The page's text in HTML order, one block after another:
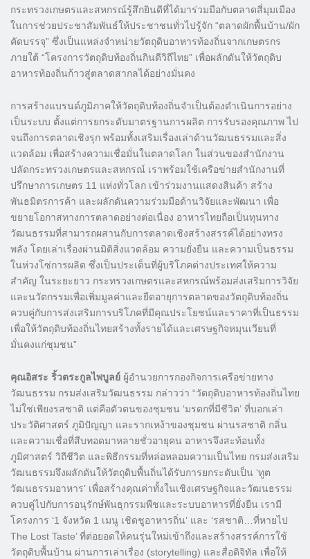
กระทรวงเกษตรและสหกรณ์รู้สึกยินดีที่ได้มาร่วมมือกับตลาดสี่มุมเมือง
ในการช่วยประชาสัมพันธ์ให้ประชาชนทั่วไปรู้จัก “ตลาดผักพื้นบ้าน/ผัก
คัดบรรจุ” ซึ่งเป็นแหล่งจำหน่ายวัตถุดิบอาหารท้องถิ่นจากเกษตรกร
ภายใต้ “โครงการวัตถุดิบท้องถิ่นกินดีวิถีไทย” เพื่อผลักดันให้วัตถุดิบ
อาหารท้องถิ่นก้าวสู่ตลาดสากลได้อย่างมั่นคง
การสร้างแบรนด์ภูมิภาคให้วัตถุดิบท้องถิ่นจำเป็นต้องดำเนินการอย่าง
เป็นระบบ ตั้งแต่การยกระดับมาตรฐานการผลิต การรับรองคุณภาพ ไป
จนถึงการตลาดเชิงรุก พร้อมทั้งเสริมเรื่องเล่าด้านวัฒนธรรมและสิ่ง
แวดล้อม เพื่อสร้างความเชื่อมั่นในตลาดโลก ในส่วนของสำนักงาน
ปลัดกระทรวงเกษตรและสหกรณ์ เราพร้อมใช้เครือข่ายสำนักงานที่
ปรึกษาการเกษตร 11 แห่งทั่วโลก เข้าร่วมงานแสดงสินค้า สร้าง
พันธมิตรการค้า และผลักดันความร่วมมือด้านวิจัยและพัฒนา เพื่อ
ขยายโอกาสทางการตลาดอย่างต่อเนื่อง อาหารไทยถือเป็นทุนทาง
วัฒนธรรมที่สามารถผสานกับการตลาดเชิงสร้างสรรค์ได้อย่างทรง
พลัง โดยเล่าเรื่องผ่านมิติสิ่งแวดล้อม ความยั่งยืน และความเป็นธรรม
ในห่วงโซ่การผลิต ซึ่งเป็นประเด็นที่ผู้บริโภคต่างประเทศให้ความ
สำคัญ ในระยะยาว กระทรวงเกษตรและสหกรณ์พร้อมส่งเสริมการวิจัย
และนวัตกรรมเพื่อเพิ่มมูลค่าและยืดอายุการตลาดของวัตถุดิบท้องถิ่น
ควบคู่กับการส่งเสริมการบริโภคที่มีคุณประโยชน์และราคาที่เป็นธรรม
เพื่อให้วัตถุดิบท้องถิ่นไทยสร้างทั้งรายได้และเศรษฐกิจหมุนเวียนที่
มั่นคงแก่ชุมชน”
คุณอิสระ ริ้วตระกูลไพบูลย์ ผู้อำนวยการกองกิจการเครือข่ายทาง
วัฒนธรรม กรมส่งเสริมวัฒนธรรม กล่าวว่า “วัตถุดิบอาหารท้องถิ่นไทย
ไม่ใช่เพียงรสชาติ แต่คือตัวตนของชุมชน ‘มรดกที่มีชีวิต’ ที่บอกเล่า
ประวัติศาสตร์ ภูมิปัญญา และรากเหง้าของชุมชน ผ่านรสชาติ กลิ่น
และความเชื่อที่สืบทอดมาหลายชั่วอายุคน อาหารจึงสะท้อนทั้ง
ภูมิศาสตร์ วิถีชีวิต และพิธีกรรมที่หล่อหลอมความเป็นไทย กรมส่งเสริม
วัฒนธรรมจึงผลักดันให้วัตถุดิบพื้นถิ่นได้รับการยกระดับเป็น ‘ทูต
วัฒนธรรมอาหาร’ เพื่อสร้างคุณค่าทั้งในเชิงเศรษฐกิจและวัฒนธรรม
ควบคู่ไปกับการอนุรักษ์พันธุกรรมพืชและระบบอาหารที่ยั่งยืน เรามี
โครงการ ‘1 จังหวัด 1 เมนู เชิดชูอาหารถิ่น’ และ ‘รสชาติ…ที่หายไป
The Lost Taste’ ที่ต่อยอดให้คนรุ่นใหม่เข้าถึงและสร้างสรรค์การใช้
วัตถุดิบพื้นบ้าน ผ่านการเล่าเรื่อง (storytelling) และสื่อดิจิทัล เพื่อให้